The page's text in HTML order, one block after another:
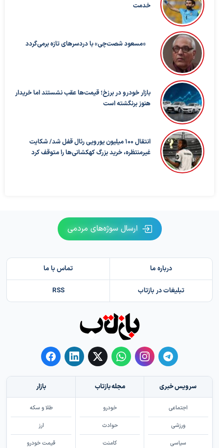
خدمت
«مسعود شصت‌چی» با دردسرهای تازه برمی‌گردد
بازار خودرو در برزخ؛ قیمت‌ها عقب نشستند اما خریدار
هنوز برنگشته است
انتقال ۱۰۰ میلیون یورویی رئال قفل شد/ شکایت
غیرمنتظره، خرید بزرگ کهکشانی‌ها را متوقف کرد
ارسال سوژه‌های مردمی
درباره ما تماس با ما
تبلیغات در بازتاب RSS
سرویس خبری
اجتماعی
ورزشی
سیاسی
مجله بازتاب
خودرو
حوادث
کامنت
بازار
طلا و سکه
ارز
قیمت خودرو